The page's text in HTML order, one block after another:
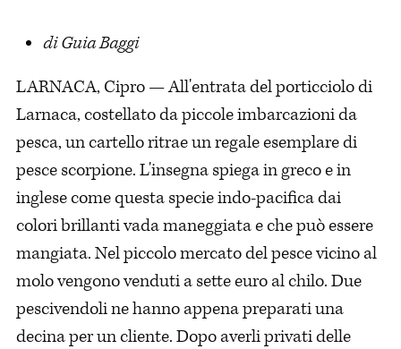
di Guia Baggi
LARNACA, Cipro — All'entrata del porticciolo di
Larnaca, costellato da piccole imbarcazioni da
pesca, un cartello ritrae un regale esemplare di
pesce scorpione. L'insegna spiega in greco e in
inglese come questa specie indo-pacifica dai
colori brillanti vada maneggiata e che può essere
mangiata. Nel piccolo mercato del pesce vicino al
molo vengono venduti a sette euro al chilo. Due
pescivendoli ne hanno appena preparati una
decina per un cliente. Dopo averli privati delle